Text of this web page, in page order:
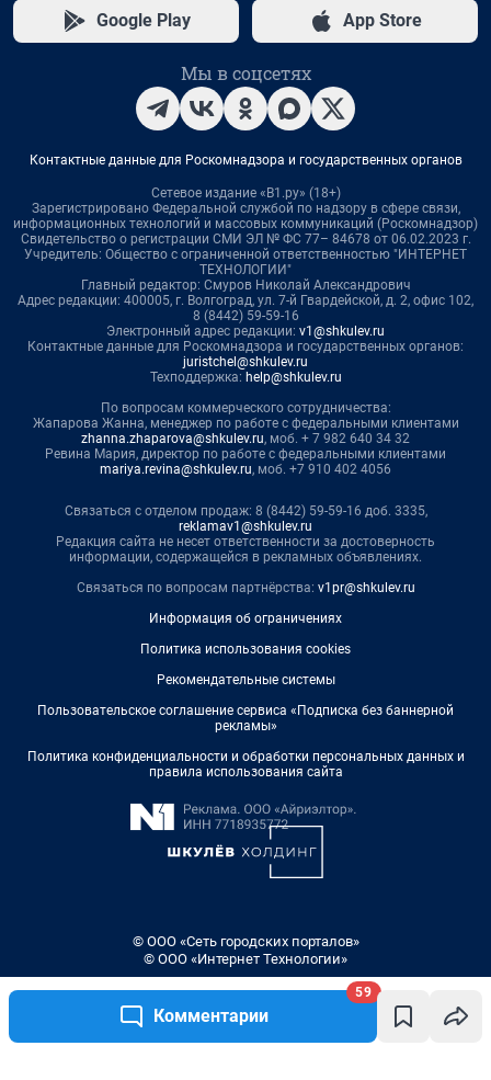
Комментарии
59
Google Play App Store
Мы в соцсетях
Контактные данные для Роскомнадзора и государственных органов
Сетевое издание «В1.ру» (18+)
Зарегистрировано Федеральной службой по надзору в сфере связи,
информационных технологий и массовых коммуникаций (Роскомнадзор)
Свидетельство о регистрации СМИ ЭЛ № ФС 77– 84678 от 06.02.2023 г.
Учредитель: Общество с ограниченной ответственностью "ИНТЕРНЕТ
ТЕХНОЛОГИИ"
Главный редактор: Смуров Николай Александрович
Адрес редакции: 400005, г. Волгоград, ул. 7-й Гвардейской, д. 2, офис 102,
8 (8442) 59-59-16
Электронный адрес редакции: v1@shkulev.ru
Контактные данные для Роскомнадзора и государственных органов:
juristchel@shkulev.ru
Техподдержка: help@shkulev.ru
По вопросам коммерческого сотрудничества:
Жапарова Жанна, менеджер по работе с федеральными клиентами
zhanna.zhaparova@shkulev.ru, моб. + 7 982 640 34 32
Ревина Мария, директор по работе с федеральными клиентами
mariya.revina@shkulev.ru, моб. +7 910 402 4056
Связаться с отделом продаж: 8 (8442) 59-59-16 доб. 3335,
reklamav1@shkulev.ru
Редакция сайта не несет ответственности за достоверность
информации, содержащейся в рекламных объявлениях.
Связаться по вопросам партнёрства: v1pr@shkulev.ru
Информация об ограничениях
Политика использования cookies
Рекомендательные системы
Пользовательское соглашение сервиса «Подписка без баннерной
рекламы»
Политика конфиденциальности и обработки персональных данных и
правила использования сайта
© ООО «Сеть городских порталов»
© ООО «Интернет Технологии»